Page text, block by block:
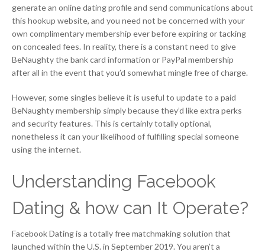
generate an online dating profile and send communications about
this hookup website, and you need not be concerned with your
own complimentary membership ever before expiring or tacking
on concealed fees. In reality, there is a constant need to give
BeNaughty the bank card information or PayPal membership
after all in the event that you’d somewhat mingle free of charge.
However, some singles believe it is useful to update to a paid
BeNaughty membership simply because they’d like extra perks
and security features. This is certainly totally optional,
nonetheless it can your likelihood of fulfilling special someone
using the internet.
Understanding Facebook
Dating & how can It Operate?
Facebook Dating is a totally free matchmaking solution that
launched within the U.S. in September 2019. You aren’t a